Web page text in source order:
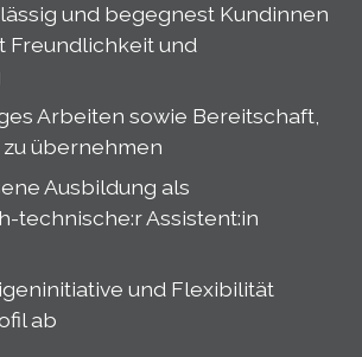
und begegnest Kundinnen
Freundlichkeit und
Arbeiten sowie Bereitschaft,
übernehmen
Ausbildung als
technische:r Assistent:in
und Flexibilität
ab